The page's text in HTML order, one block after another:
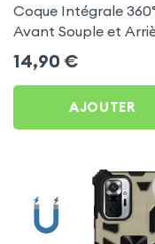
Coque Intégrale
Avant Souple et
Rigide - Transparent
Xiaomi Redmi Note 10
14,90 €
AJOUTER